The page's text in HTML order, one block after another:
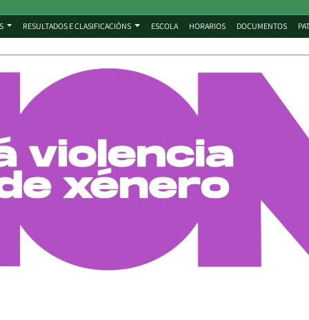
RESULTADOS E CLASIFICACIÓNS ESCOLA HORARIOS DOCUMENTOS